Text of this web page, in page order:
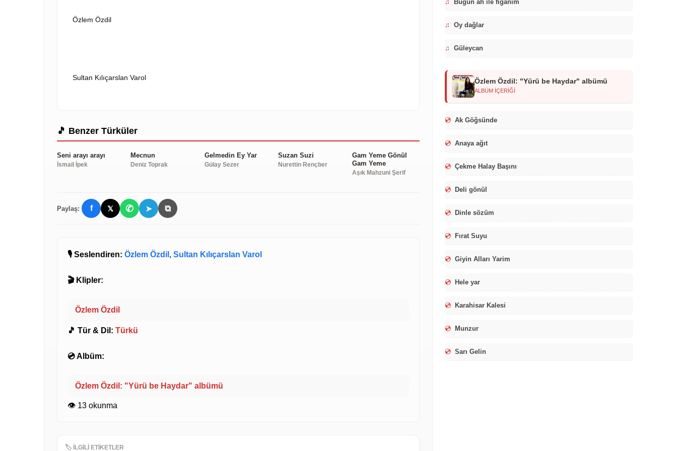
Özlem Özdil
Sultan Kılıçarslan Varol
🎵 Benzer Türküler
Seni arayı arayı
İsmail İpek
Mecnun
Deniz Toprak
Gelmedin Ey Yar
Gülay Sezer
Suzan Suzi
Nurettin Rençber
Gam Yeme Gönül
Gam Yeme
Aşık Mahzuni Şerif
Paylaş: f 𝕏 ✆ ➤ ⧉
🎙️ Seslendiren: Özlem Özdil , Sultan Kılıçarslan Varol
🎬 Klipler:
Özlem Özdil
🎵 Tür & Dil: Türkü
💿 Albüm:
Özlem Özdil: "Yürü be Haydar" albümü
👁️ 13 okunma
🏷️ İLGİLİ ETİKETLER
♫ Bugün ah ile figanım
♫ Oy dağlar
♫ Güleycan
Özlem Özdil: "Yürü be Haydar" albümü
ALBÜM İÇERİĞİ
💿 Ak Göğsünde
💿 Anaya ağıt
💿 Çekme Halay Başını
💿 Deli gönül
💿 Dinle sözüm
💿 Fırat Suyu
💿 Giyin Alları Yarim
💿 Hele yar
💿 Karahisar Kalesi
💿 Munzur
💿 Sarı Gelin